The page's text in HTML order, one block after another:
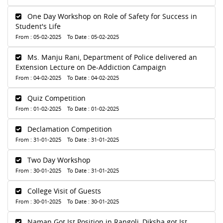
One Day Workshop on Role of Safety for Success in
Student's Life
From : 05-02-2025 To Date : 05-02-2025
Ms. Manju Rani, Department of Police delivered an
Extension Lecture on De-Addiction Campaign
From : 04-02-2025 To Date : 04-02-2025
Quiz Competition
From : 01-02-2025 To Date : 01-02-2025
Declamation Competition
From : 31-01-2025 To Date : 31-01-2025
Two Day Workshop
From : 30-01-2025 To Date : 31-01-2025
College Visit of Guests
From : 30-01-2025 To Date : 30-01-2025